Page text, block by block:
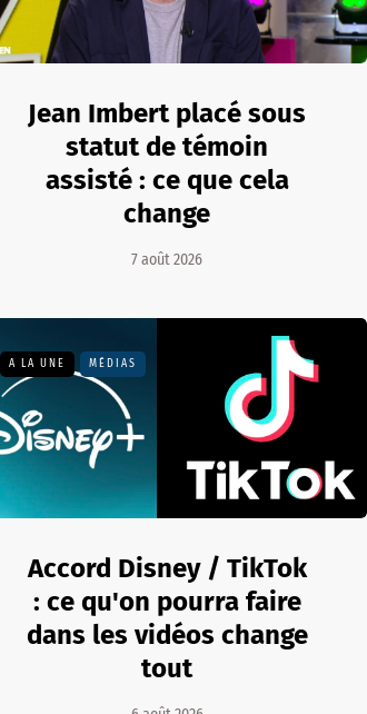
Jean Imbert placé sous
statut de témoin
assisté : ce que cela
change
7 août 2026
A LA UNE MÉDIAS
Accord Disney / TikTok
: ce qu'on pourra faire
dans les vidéos change
tout